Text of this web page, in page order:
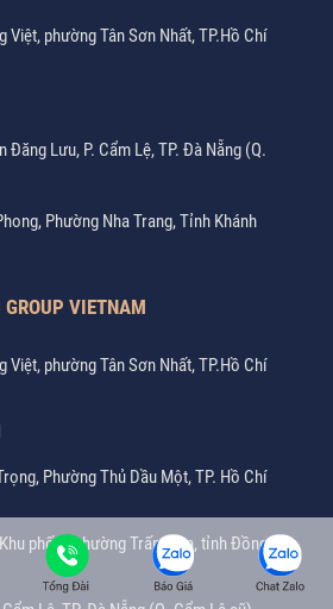
Việt, phường Tân Sơn Nhất, TP.Hồ Chí
Đăng Lưu, P. Cẩm Lệ, TP. Đà Nẵng (Q.
Phường Nha Trang, Tỉnh Khánh
VIETNAM
Việt, phường Tân Sơn Nhất, TP.Hồ Chí
Phường Thủ Dầu Một, TP. Hồ Chí
phố 2, phường Trấn Biên, tỉnh Đồng